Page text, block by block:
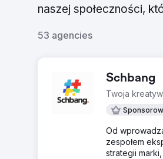
naszej społeczności,
53 agencies
Schbang
Twoja
Od
zespołem
strategii